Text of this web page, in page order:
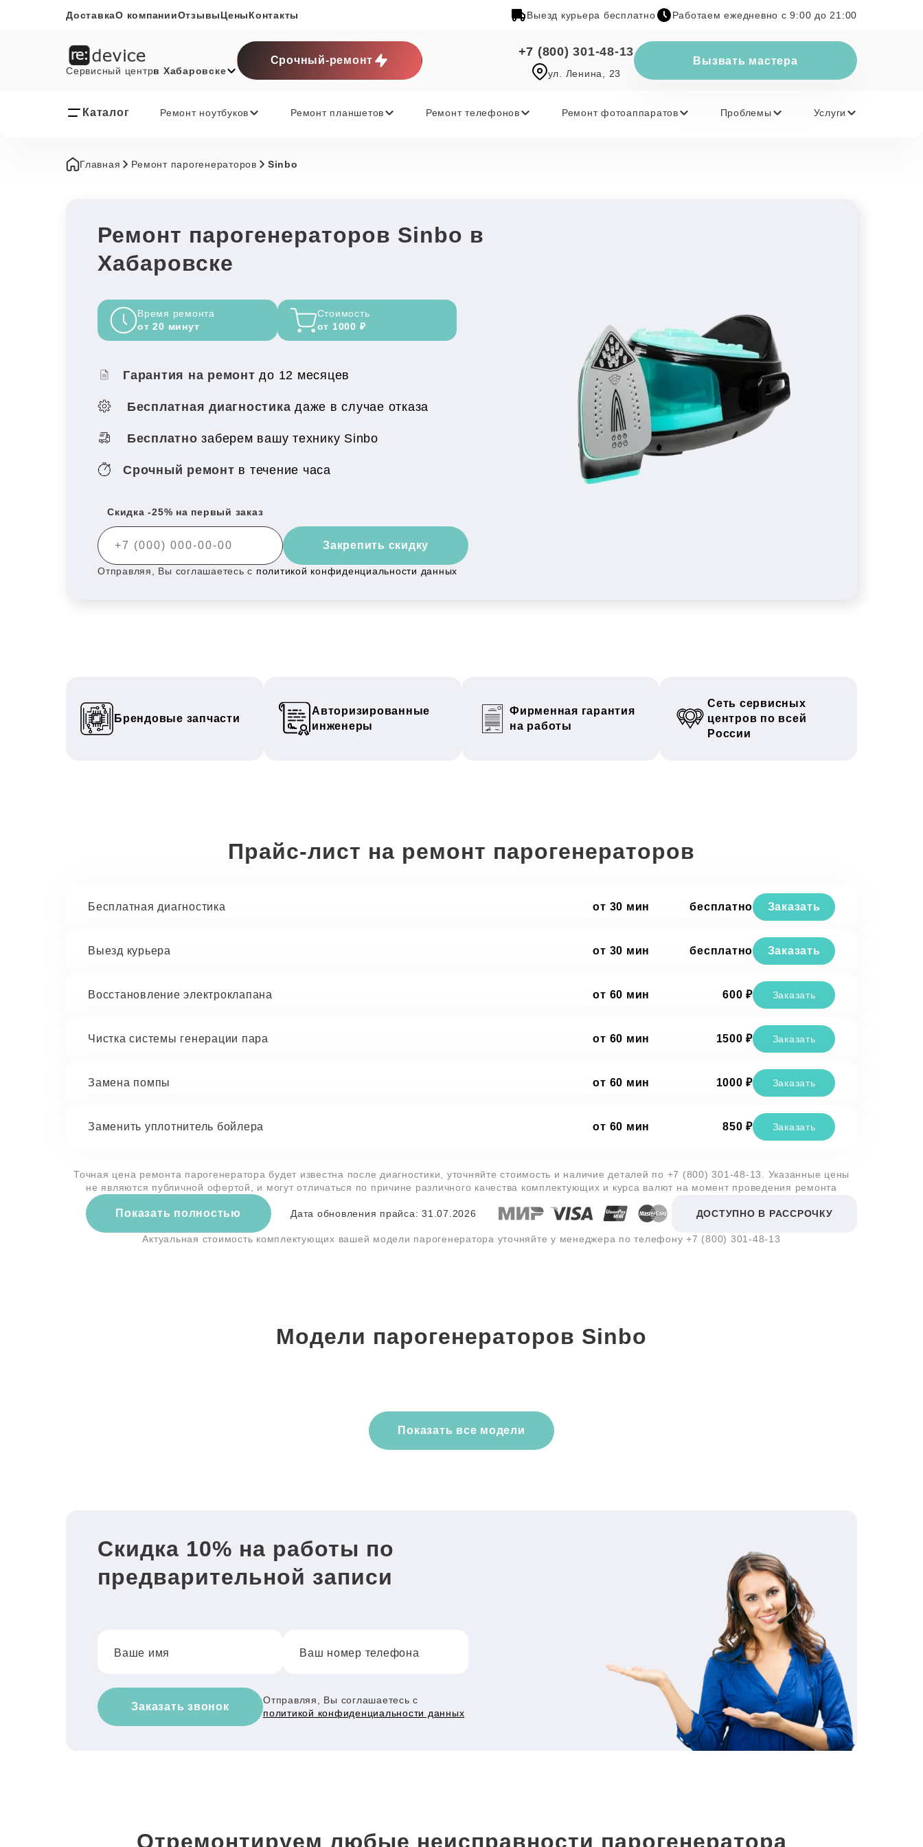
ДоставкаО компанииОтзывыЦеныКонтакты Выезд курьера бесплатно Работаем ежедневно с 9:00 до 21:00
Сервисный центрв Хабаровске
Срочный-ремонт
+7 (800) 301-48-13
ул. Ленина, 23
Вызвать мастера
Каталог Ремонт ноутбуков Ремонт планшетов Ремонт телефонов Ремонт фотоаппаратов Проблемы Услуги
Главная Ремонт парогенераторов Sinbo
Ремонт парогенераторов Sinbo в
Хабаровске
Время ремонта
от 20 минут
Стоимость
от 1000 ₽
Гарантия на ремонтдо 12 месяцев
Бесплатная диагностика даже в случае отказа
Бесплатно заберем вашу технику Sinbo
Срочный ремонт в течение часа
Скидка -25% на первый заказ
Закрепить скидку
Отправляя, Вы соглашаетесь с политикой конфиденциальности данных
Брендовые запчасти
Авторизированные
инженеры
Фирменная гарантия
на работы
Сеть сервисных
центров по всей
России
Прайс-лист на ремонт парогенераторов
Бесплатная диагностика от 30 мин бесплатно Заказать
Выезд курьера от 30 мин бесплатно Заказать
Восстановление электроклапана от 60 мин 600 ₽ Заказать
Чистка системы генерации пара от 60 мин 1500 ₽ Заказать
Замена помпы от 60 мин 1000 ₽ Заказать
Заменить уплотнитель бойлера от 60 мин 850 ₽ Заказать
Точная цена ремонта парогенератора будет известна после диагностики, уточняйте стоимость и наличие деталей по +7 (800) 301-48-13
. Указанные цены
не являются публичной офертой, и могут отличаться по причине различного качества комплектующих и курса валют на момент проведения ремонта
Показать полностью Дата обновления прайса: 31.07.2026 ДОСТУПНО В РАССРОЧКУ
Актуальная стоимость комплектующих вашей модели парогенератора уточняйте у менеджера по телефону+7 (800) 301-48-13
Модели парогенераторов Sinbo
Показать все модели
Скидка 10% на работы по
предварительной записи
Ваше имя Ваш номер телефона
Заказать звонок
Отправляя, Вы соглашаетесь с
политикой конфиденциальности данных
Отремонтируем любые неисправности парогенератора